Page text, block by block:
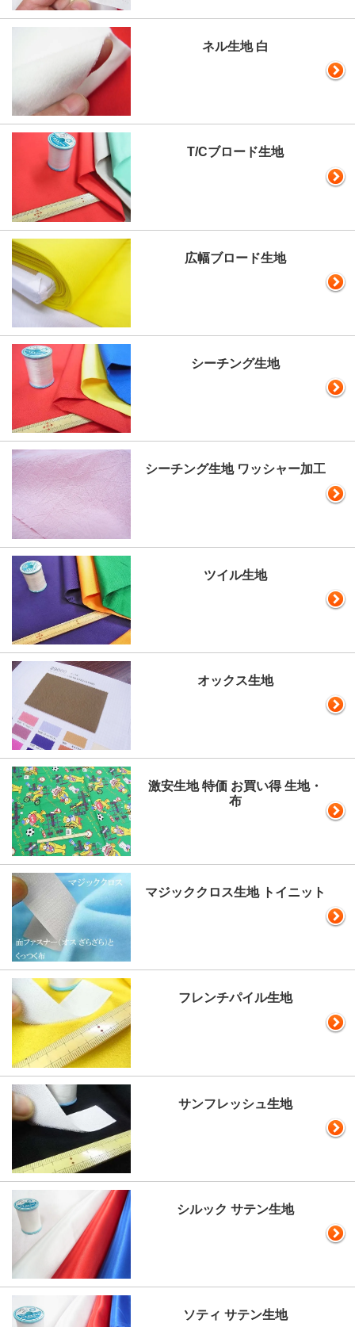
ネル生地 白
T/Cブロード生地
広幅ブロード生地
シーチング生地
シーチング生地 ワッシャー加工
ツイル生地
オックス生地
激安生地 特価 お買い得 生地・
布
マジッククロス生地 トイニット
フレンチパイル生地
サンフレッシュ生地
シルック サテン生地
ソティ サテン生地